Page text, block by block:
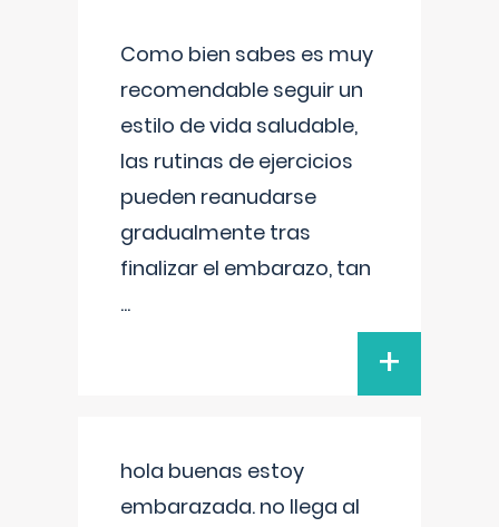
Como bien sabes es muy
recomendable seguir un
estilo de vida saludable,
las rutinas de ejercicios
pueden reanudarse
gradualmente tras
finalizar el embarazo, tan
...
+
hola buenas estoy
embarazada. no llega al